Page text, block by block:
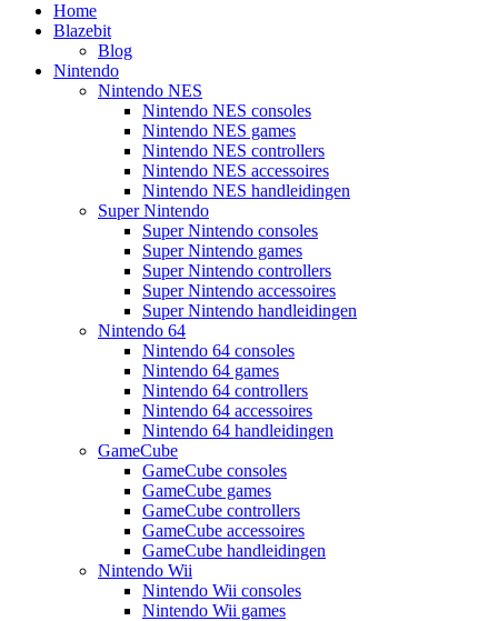
Home
Blazebit
Blog
Nintendo
Nintendo NES
Nintendo NES consoles
Nintendo NES games
Nintendo NES controllers
Nintendo NES accessoires
Nintendo NES handleidingen
Super Nintendo
Super Nintendo consoles
Super Nintendo games
Super Nintendo controllers
Super Nintendo accessoires
Super Nintendo handleidingen
Nintendo 64
Nintendo 64 consoles
Nintendo 64 games
Nintendo 64 controllers
Nintendo 64 accessoires
Nintendo 64 handleidingen
GameCube
GameCube consoles
GameCube games
GameCube controllers
GameCube accessoires
GameCube handleidingen
Nintendo Wii
Nintendo Wii consoles
Nintendo Wii games